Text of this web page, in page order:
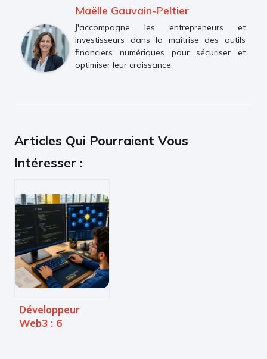
Maëlle Gauvain-Peltier
J'accompagne les entrepreneurs et
investisseurs dans la maîtrise des outils
financiers numériques pour sécuriser et
optimiser leur croissance.
Articles Qui Pourraient Vous
Intéresser :
Développeur
Web3 : 6